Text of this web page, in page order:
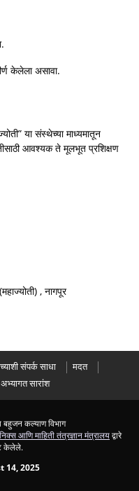
केलेला असावा.
या संस्थेच्या माध्यमातून
आवश्यक ते मूलभूत प्रशिक्षण
, नागपूर
संपर्क साधा
मदत
अभ्यागत सारांश
बहुजन कल्याण विभाग
आणि माहिती तंत्रज्ञान मंत्रालयद्वारे
केलेले.
14, 2025